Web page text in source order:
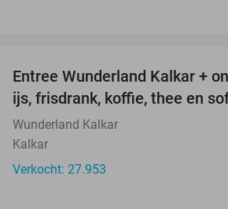
Entree Wunderland Kalkar +
ijs, frisdrank, koffie, thee en
Wunderland Kalkar
Kalkar
Verkocht: 27.953